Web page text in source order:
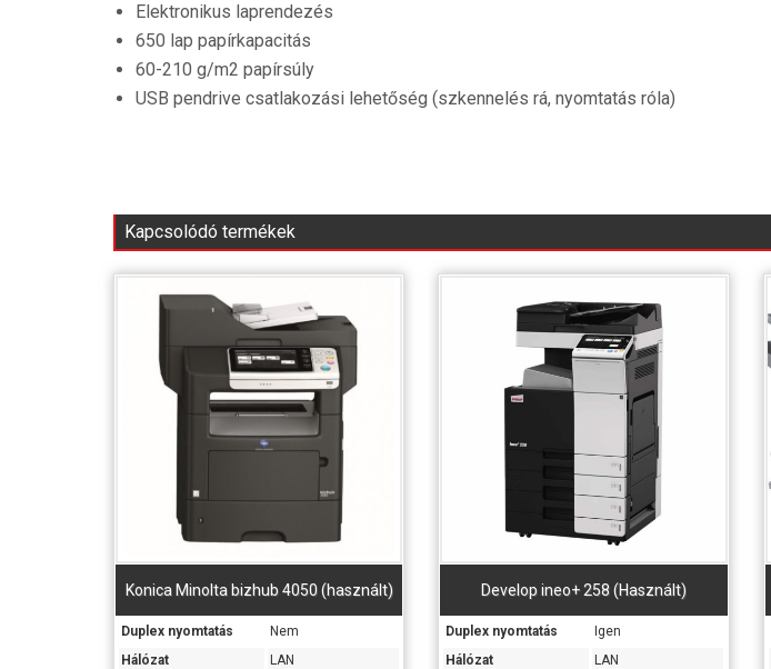
Elektronikus laprendezés
650 lap papírkapacitás
60-210 g/m2 papírsúly
USB pendrive csatlakozási lehetőség (szkennelés rá, nyomtatás róla)
Kapcsolódó termékek
Konica Minolta bizhub 4050 (használt)
Duplex nyomtatás
Nem
Hálózat
LAN
Develop ineo+ 258 (Használt)
Duplex nyomtatás
Igen
Hálózat
LAN